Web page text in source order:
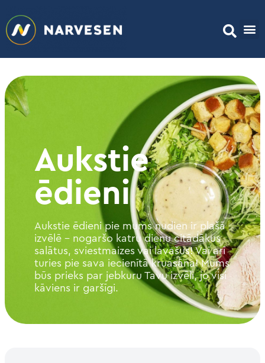
Aukstie
ēdieni
Aukstie ēdieni pie mums nudien ir plašā
izvēlē – nogaršo katru dienu citādākus
salātus, sviestmaizes vai lavašus! Vai arī
turies pie sava iecienītā kruasāna! Mums
būs prieks par jebkuru Tavu izvēli, jo visi
kāviens ir garšīgi.